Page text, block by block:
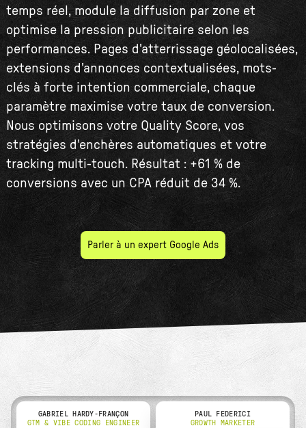
temps réel, module la diffusion par zone et
optimise la pression publicitaire selon les
performances. Pages d'atterrissage géolocalisées,
extensions d'annonces contextualisées, mots-
clés à forte intention commerciale, chaque
paramètre maximise votre taux de conversion.
Nous optimisons votre Quality Score, vos
stratégies d'enchères automatiques et votre
tracking multi-touch. Résultat : +61 % de
conversions avec un CPA réduit de 34 %.
Parler à un expert Google Ads
GABRIEL HARDY-FRANÇON
GTM & VIBE CODING ENGINEER
PAUL FEDERICI
GROWTH MARKETER